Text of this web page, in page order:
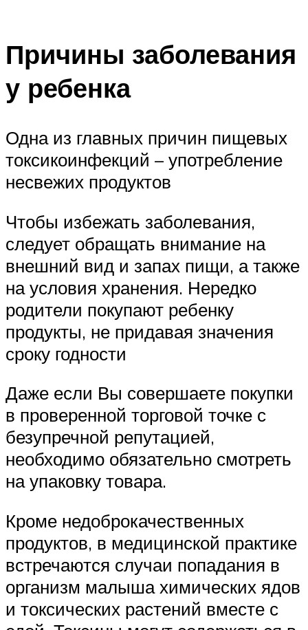
Причины заболевания
у ребенка
Одна из главных причин пищевых
токсикоинфекций – употребление
несвежих продуктов
Чтобы избежать заболевания,
следует обращать внимание на
внешний вид и запах пищи, а также
на условия хранения. Нередко
родители покупают ребенку
продукты, не придавая значения
сроку годности
Даже если Вы совершаете покупки
в проверенной торговой точке с
безупречной репутацией,
необходимо обязательно смотреть
на упаковку товара.
Кроме недоброкачественных
продуктов, в медицинской практике
встречаются случаи попадания в
организм малыша химических ядов
и токсических растений вместе с